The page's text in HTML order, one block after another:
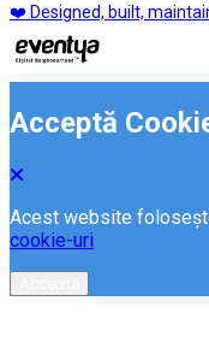
❤️ Designed, built,
Acceptă
Acest website
cookie-uri